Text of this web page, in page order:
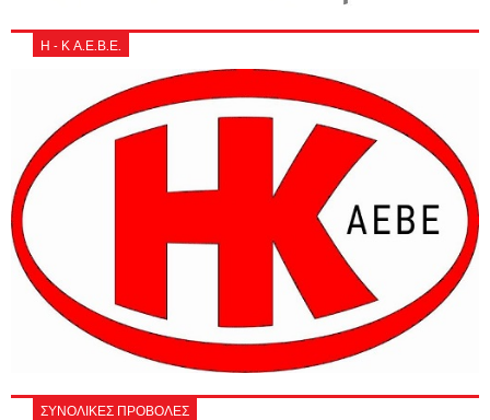
Η - Κ Α.Ε.Β.Ε.
ΣΥΝΟΛΙΚΕΣ ΠΡΟΒΟΛΕΣ